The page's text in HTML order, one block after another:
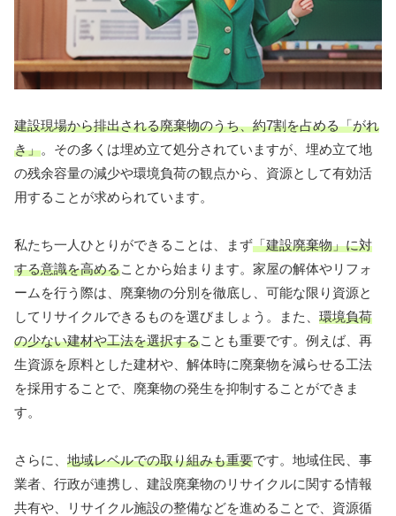
建設現場から排出される廃棄物のうち、約7割を占める「がれ
き」。その多くは埋め立て処分されていますが、埋め立て地
の残余容量の減少や環境負荷の観点から、資源として有効活
用することが求められています。
私たち一人ひとりができることは、まず「建設廃棄物」に対
する意識を高めることから始まります。家屋の解体やリフォ
ームを行う際は、廃棄物の分別を徹底し、可能な限り資源と
してリサイクルできるものを選びましょう。また、 環境負荷
の少ない建材や工法を選択することも重要です。例えば、再
生資源を原料とした建材や、解体時に廃棄物を減らせる工法
を採用することで、廃棄物の発生を抑制することができま
す。
さらに、 地域レベルでの取り組みも重要です。地域住民、事
業者、行政が連携し、建設廃棄物のリサイクルに関する情報
共有や、リサイクル施設の整備などを進めることで、資源循